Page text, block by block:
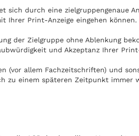
sich durch eine zielgruppengenaue
Ihrer Print-Anzeige eingehen können.
der Zielgruppe ohne Ablenkung
und Akzeptanz Ihrer
(vor allem Fachzeitschriften) und
zu einem späteren Zeitpunkt immer
gelesen werden, zum Beispiel in